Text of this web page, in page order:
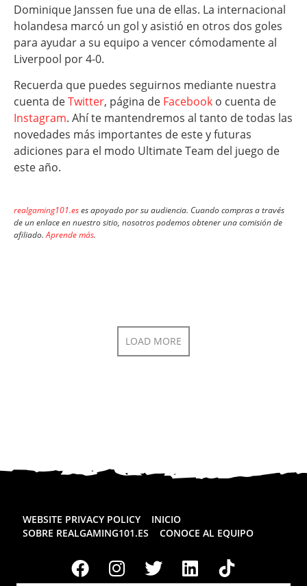
Dominique Janssen fue una de ellas. La internacional
holandesa marcó un gol y asistió en otros dos goles
para ayudar a su equipo a vencer cómodamente al
Liverpool por 4-0.
Recuerda que puedes seguirnos mediante nuestra
cuenta deTwitter, página de Facebook o cuenta de
Instagram. Ahí te mantendremos al tanto de todas las
novedades más importantes de este y futuras
adiciones para el modo Ultimate Team del juego de
este año.
realgaming101.eses apoyado por su audiencia. Cuando compras a través
de un enlace en nuestro sitio, nosotros podemos obtener una comisión de
afiliado.Aprende más.
LOAD MORE
WEBSITE PRIVACY POLICY
INICIO
SOBRE REALGAMING101.ES
CONOCE AL EQUIPO